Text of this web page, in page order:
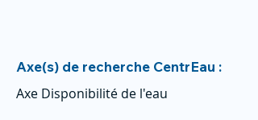
Axe(s) de recherche CentrEau :
Axe Disponibilité de l'eau